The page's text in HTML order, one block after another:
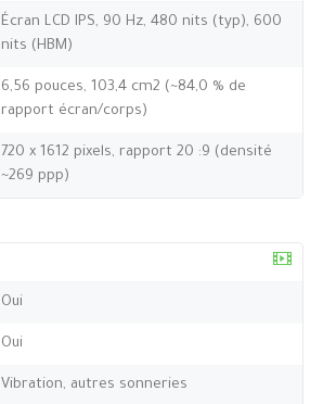
Écran LCD IPS, 90 Hz, 480 nits (typ), 600
nits (HBM)
6,56 pouces, 103,4 cm2 (~84,0 % de
rapport écran/corps)
720 x 1612 pixels, rapport 20 :9 (densité
~269 ppp)
Oui
Oui
Vibration, autres sonneries